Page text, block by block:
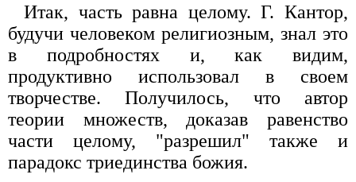
Итак, часть равна целому. Г. Кантор,
будучи человеком религиозным, знал это
в подробностях и, как видим,
продуктивно использовал в своем
творчестве. Получилось, что автор
теории множеств, доказав равенство
части целому, "разрешил" также и
парадокс триединства божия.